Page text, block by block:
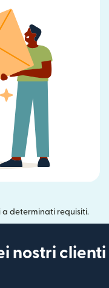
a determinati requisiti.
nostri clienti